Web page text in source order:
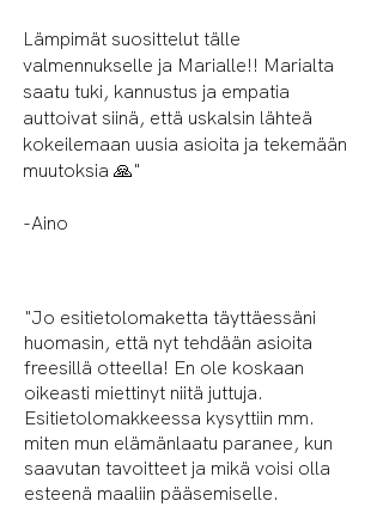
Lämpimät suosittelut tälle
valmennukselle ja Marialle!! Marialta
saatu tuki, kannustus ja empatia
auttoivat siinä, että uskalsin lähteä
kokeilemaan uusia asioita ja tekemään
muutoksia 🙏"
-Aino
"Jo esitietolomaketta täyttäessäni
huomasin, että nyt tehdään asioita
freesillä otteella! En ole koskaan
oikeasti miettinyt niitä juttuja.
Esitietolomakkeessa kysyttiin mm.
miten mun elämänlaatu paranee, kun
saavutan tavoitteet ja mikä voisi olla
esteenä maaliin pääsemiselle.